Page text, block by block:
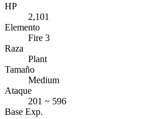
HP
2,101
Elemento
Fire 3
Raza
Plant
Tamaño
Medium
Ataque
201 ~ 596
Base Exp.